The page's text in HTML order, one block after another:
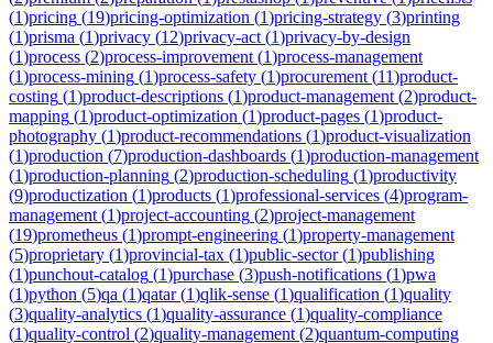
(1)pricing (19)pricing-optimization (1)pricing-strategy (3)printing
(1)prisma (1)privacy (12)privacy-act (1)privacy-by-design
(1)process (2)process-improvement (1)process-management
(1)process-mining (1)process-safety (1)procurement (11)product-
costing (1)product-descriptions (1)product-management (2)product-
mapping (1)product-optimization (1)product-pages (1)product-
photography (1)product-recommendations (1)product-visualization
(1)production (7)production-dashboards (1)production-management
(1)production-planning (2)production-scheduling (1)productivity
(9)productization (1)products (1)professional-services (4)program-
management (1)project-accounting (2)project-management
(19)prometheus (1)prompt-engineering (1)property-management
(5)proprietary (1)provincial-tax (1)public-sector(1)publishing
(1)punchout-catalog (1)purchase (3)push-notifications (1)pwa
(1)python (5)qa (1)qatar(1)qlik-sense (1)qualification (1)quality
(3)quality-analytics (1)quality-assurance (1)quality-compliance
(1)quality-control (2)quality-management (2)quantum-computing